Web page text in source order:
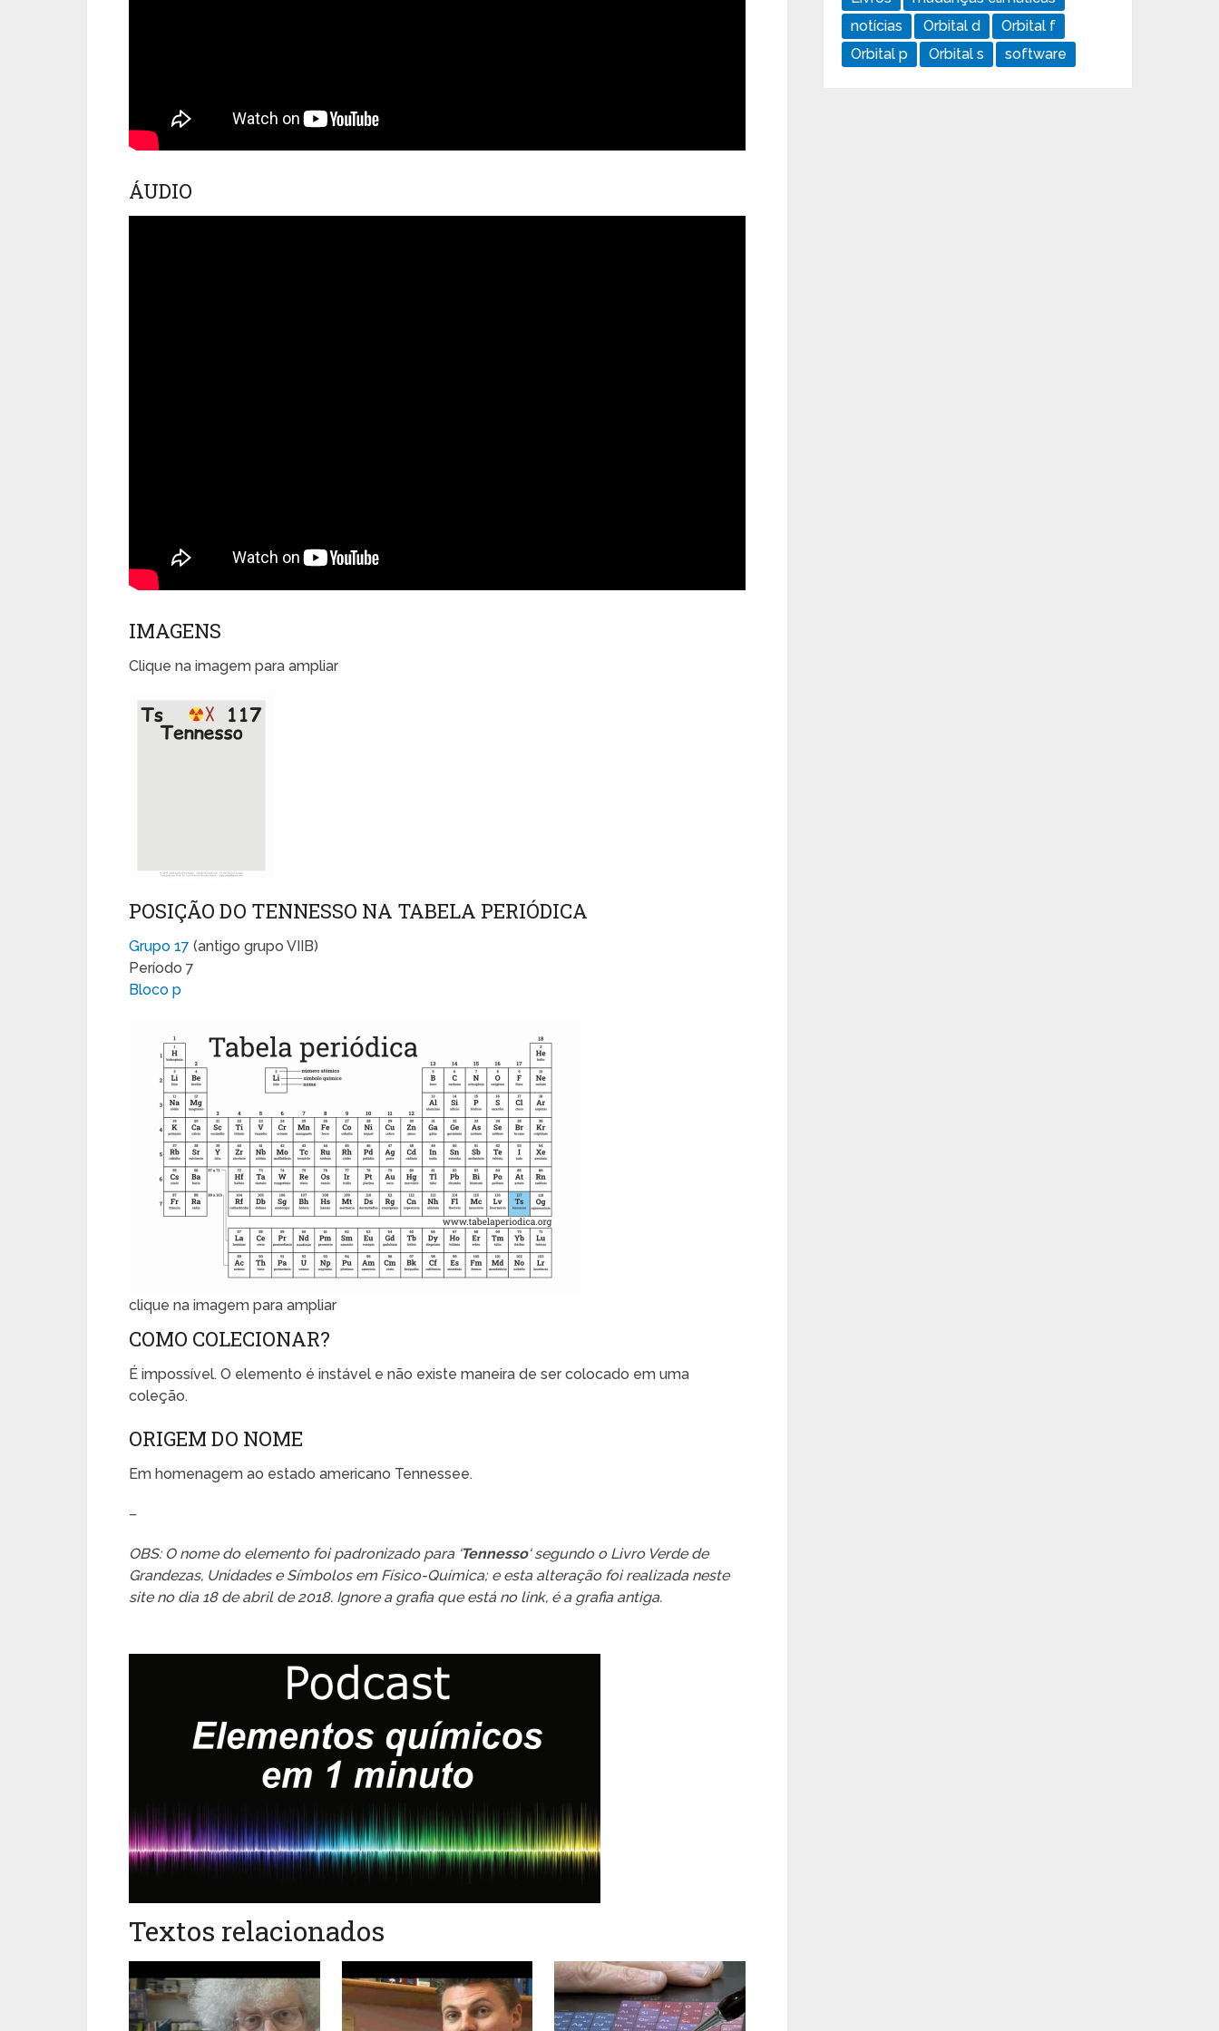
ÁUDIO
IMAGENS
Clique na imagem para ampliar
POSIÇÃO DO TENNESSO NA TABELA PERIÓDICA
Grupo 17 (antigo grupo VIIB)
Período 7
Bloco p
clique na imagem para ampliar
COMO COLECIONAR?
É impossível. O elemento é instável e não existe maneira de ser colocado em uma
coleção.
ORIGEM DO NOME
Em homenagem ao estado americano Tennessee.
–
OBS: O nome do elemento foi padronizado para ‘ Tennesso‘ segundo o Livro Verde de
Grandezas, Unidades e Símbolos em Físico-Química; e esta alteração foi realizada neste
site no dia 18 de abril de 2018. Ignore a grafia que está no link, é a grafia antiga.
Textos relacionados
notícias
Orbital d
Orbital f
Orbital p
Orbital s software